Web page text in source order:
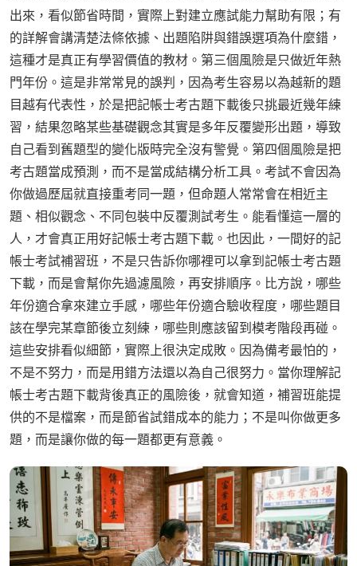
出來，看似節省時間，實際上對建立應試能力幫助有限；有
的詳解會講清楚法條依據、出題陷阱與錯誤選項為什麼錯，
這種才是真正有學習價值的教材。第三個風險是只做近年熱
門年份。這是非常常見的誤判，因為考生容易以為越新的題
目越有代表性，於是把記帳士考古題下載後只挑最近幾年練
習，結果忽略某些基礎觀念其實是多年反覆變形出題，導致
自己看到舊題型的變化版時完全沒有警覺。第四個風險是把
考古題當成預測，而不是當成結構分析工具。考試不會因為
你做過歷屆就直接重考同一題，但命題人常常會在相近主
題、相似觀念、不同包裝中反覆測試考生。能看懂這一層的
人，才會真正用好記帳士考古題下載。也因此，一間好的記
帳士考試補習班，不是只告訴你哪裡可以拿到記帳士考古題
下載，而是會幫你先過濾風險，再安排順序。比方說，哪些
年份適合拿來建立手感，哪些年份適合驗收程度，哪些題目
該在學完某章節後立刻練，哪些則應該留到模考階段再碰。
這些安排看似細節，實際上很決定成敗。因為備考最怕的，
不是不努力，而是用錯方法還以為自己很努力。當你理解記
帳士考古題下載背後真正的風險後，就會知道，補習班能提
供的不是檔案，而是節省試錯成本的能力；不是叫你做更多
題，而是讓你做的每一題都更有意義。